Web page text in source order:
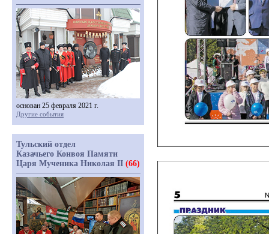
основан 25 февраля 2021 г.
Другие события
Тульский отдел
Казачьего Конвоя Памяти
Царя Мученика Николая II (66)